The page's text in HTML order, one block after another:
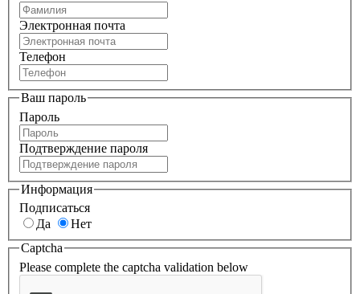
Электронная почта
Телефон
Ваш пароль
Пароль
Подтверждение пароля
Информация
Подписаться
Да
Нет
Captcha
Please complete the captcha validation below